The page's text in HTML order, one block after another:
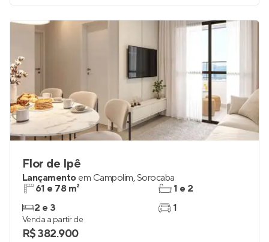
Flor de Ipê
Lançamento em Campolim,Sorocaba
61 e 78 m²
2 e 3
1 e 2
1
Venda a partir de
R$ 382.900